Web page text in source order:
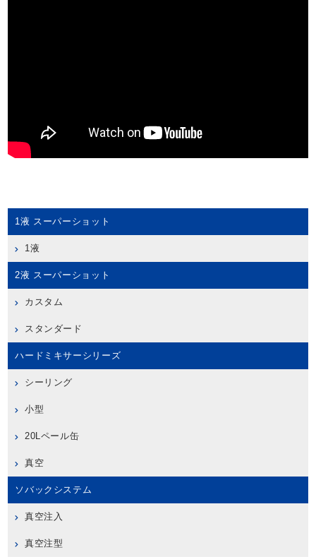
1液 スーパーショット
1液
2液 スーパーショット
カスタム
スタンダード
ハードミキサーシリーズ
シーリング
小型
20Lペール缶
真空
ソバックシステム
真空注入
真空注型